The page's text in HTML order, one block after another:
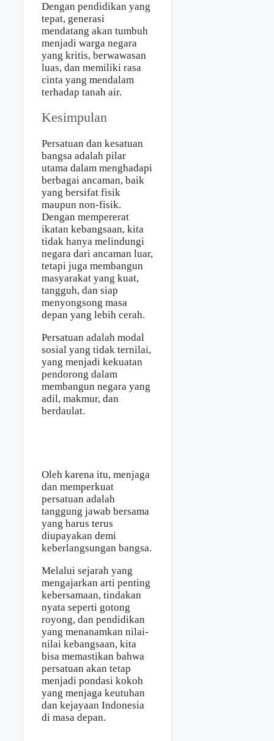
Dengan pendidikan yang
tepat, generasi
mendatang akan tumbuh
menjadi warga negara
yang kritis, berwawasan
luas, dan memiliki rasa
cinta yang mendalam
terhadap tanah air.
Kesimpulan
Persatuan dan kesatuan
bangsa adalah pilar
utama dalam menghadapi
berbagai ancaman, baik
yang bersifat fisik
maupun non-fisik.
Dengan mempererat
ikatan kebangsaan, kita
tidak hanya melindungi
negara dari ancaman luar,
tetapi juga membangun
masyarakat yang kuat,
tangguh, dan siap
menyongsong masa
depan yang lebih cerah.
Persatuan adalah modal
sosial yang tidak ternilai,
yang menjadi kekuatan
pendorong dalam
membangun negara yang
adil, makmur, dan
berdaulat.
Oleh karena itu, menjaga
dan memperkuat
persatuan adalah
tanggung jawab bersama
yang harus terus
diupayakan demi
keberlangsungan bangsa.
Melalui sejarah yang
mengajarkan arti penting
kebersamaan, tindakan
nyata seperti gotong
royong, dan pendidikan
yang menanamkan nilai-
nilai kebangsaan, kita
bisa memastikan bahwa
persatuan akan tetap
menjadi pondasi kokoh
yang menjaga keutuhan
dan kejayaan Indonesia
di masa depan.